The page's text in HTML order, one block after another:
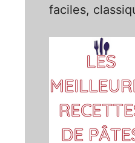
faciles,